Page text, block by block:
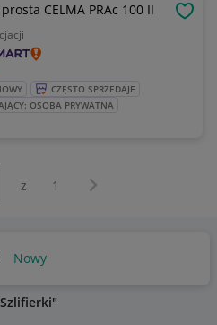
CELMA PRAc 100 II
CZĘSTO SPRZEDAJE
OSOBA PRYWATNA
z 1 Następna strona
Nowy